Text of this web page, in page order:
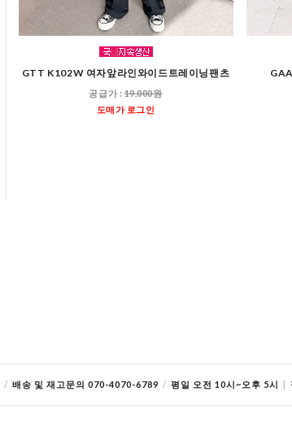
GTT K102W 여자앞라인와이드트레이닝팬츠
공급가 :19,000원
도매가 로그인
/ 배송 및 재고문의 070-4070-6789 / 평일 오전 10시~오후 5시 |